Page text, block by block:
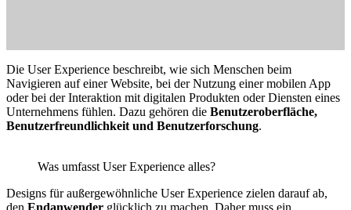
Die User Experience beschreibt, wie sich Menschen beim
Navigieren auf einer Website, bei der Nutzung einer mobilen App
oder bei der Interaktion mit digitalen Produkten oder Diensten eines
Unternehmens fühlen. Dazu gehören die Benutzeroberfläche,
Benutzerfreundlichkeit und Benutzerforschung.
Was umfasst User Experience alles?
Designs für außergewöhnliche User Experience zielen darauf ab,